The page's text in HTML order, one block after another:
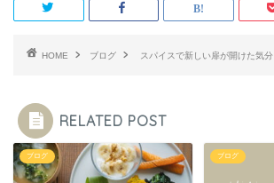
HOME ブログ スパイスで新しい扉が開けた気分
RELATED POST
ブログ ブログ